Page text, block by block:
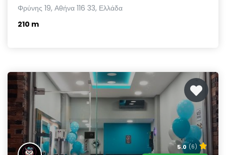
Φρύνης 19, Αθήνα 116 33, Ελλάδα
210 m
5.0 (6)